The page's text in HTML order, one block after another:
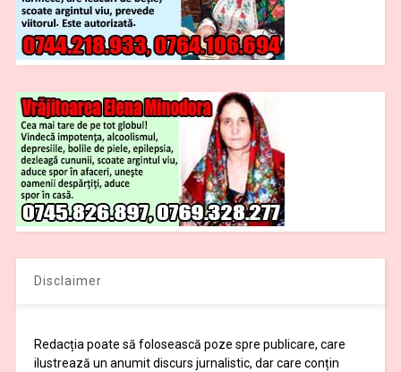
Disclaimer
Redacția poate să folosească poze spre publicare, care
ilustrează un anumit discurs jurnalistic, dar care conțin